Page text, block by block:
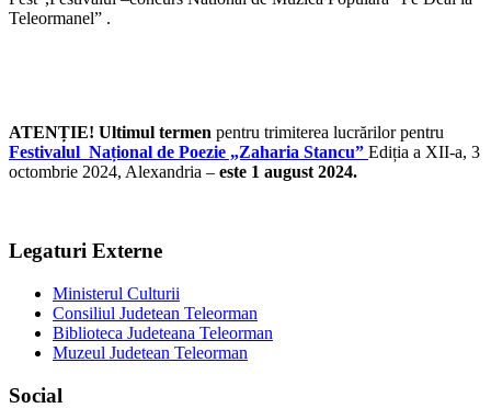
Teleormanel” .
ATENȚIE! Ultimul termen pentru trimiterea lucrărilor pentru
Festivalul Național de Poezie „Zaharia Stancu” Ediția a XII-a, 3
octombrie 2024, Alexandria – este 1 august 2024.
Legaturi Externe
Ministerul Culturii
Consiliul Judetean Teleorman
Biblioteca Judeteana Teleorman
Muzeul Judetean Teleorman
Social